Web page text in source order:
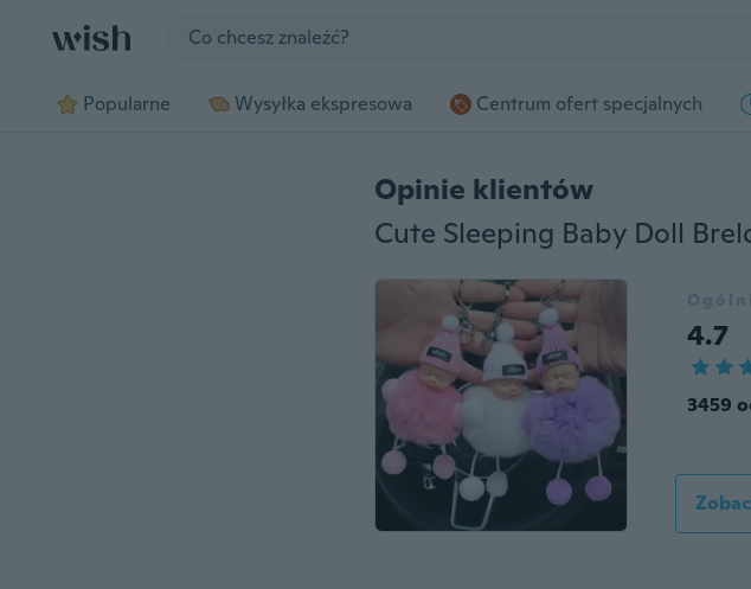
Popularne Wysyłka ekspresowa Centrum ofert specjalnych
Opinie klientów
4.7
3459